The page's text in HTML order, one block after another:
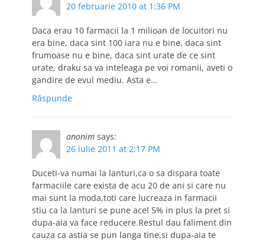
20 februarie 2010 at 1:36 PM
Daca erau 10 farmacii la 1 milioan de locuitori nu
era bine, daca sint 100 iara nu e bine, daca sint
frumoase nu e bine, daca sint urate de ce sint
urate, draku sa va inteleaga pe voi romanii, aveti o
gandire de evul mediu. Asta e…
Răspunde
anonim says:
26 iulie 2011 at 2:17 PM
Duceti-va numai la lanturi,ca o sa dispara toate
farmaciile care exista de acu 20 de ani si care nu
mai sunt la moda,toti care lucreaza in farmacii
stiu ca la lanturi se pune acel 5% in plus la pret si
dupa-aia va face reducere.Restul dau faliment din
cauza ca astia se pun langa tine,si dupa-aia te